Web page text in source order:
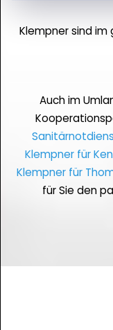
Klempner sind
Auch im
Klempner für
Klempner für
für Sie den